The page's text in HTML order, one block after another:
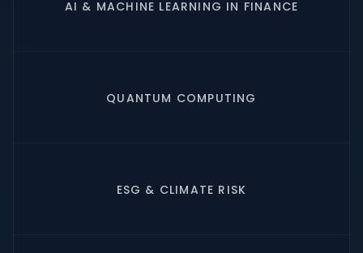
AI & MACHINE LEARNING IN FINANCE
QUANTUM COMPUTING
ESG & CLIMATE RISK